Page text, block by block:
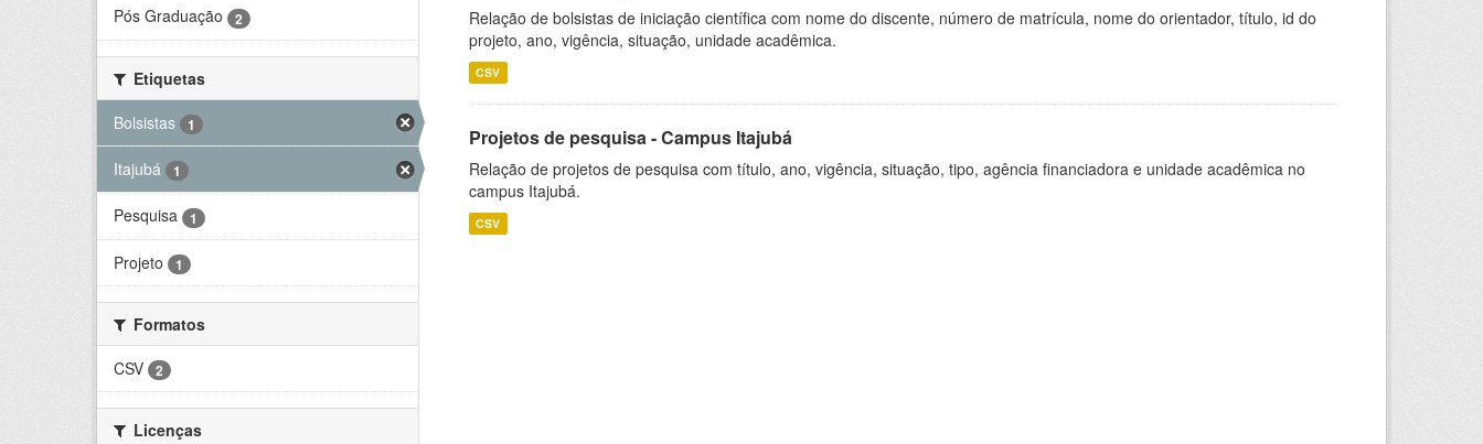
Pós Graduação
2
Etiquetas
Bolsistas
1
Itajubá 1
Pesquisa 1
Projeto 1
Formatos
CSV
2
Licenças
Relação de bolsistas de iniciação científica com nome do discente, número de matrícula, nome do orientador, título, id do
projeto, ano, vigência, situação, unidade acadêmica.
CSV
Projetos de pesquisa - Campus Itajubá
Relação de projetos de pesquisa com título, ano, vigência, situação, tipo, agência financiadora e unidade acadêmica no
campus Itajubá.
CSV